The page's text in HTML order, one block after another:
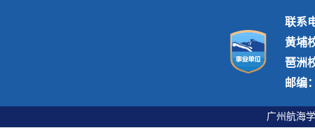
联系
黄埔
琶洲
邮编
广州航海